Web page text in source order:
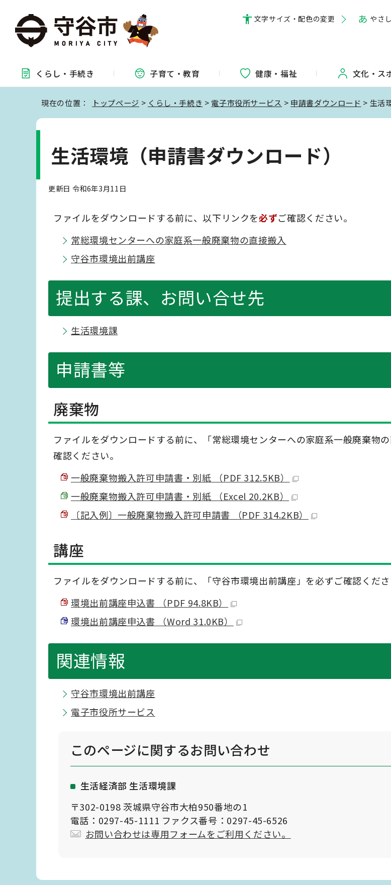
文字サイズ・配色の変更 やさ
くらし・ 手続き 子育て・教育 健康・福祉 文化・ ス
現在の位置： トップページ > くらし・手続き > 電子市役所サービス > 申請書ダウンロード > 生活
生活環境（申請書ダウンロード）
更新日 令和6年3月11日
ファイルをダウンロードする前に、以下リンクを必ずご確認ください。
常総環境センターへの家庭系一般廃棄物の直接搬入
守谷市環境出前講座
提出する課、お問い合せ先
生活環境課
申請書等
廃棄物
ファイルをダウンロードする前に、「常総環境センターへの家庭系一般廃棄物
確認ください。
一般廃棄物搬入許可申請書・別紙 （PDF 312.5KB）
一般廃棄物搬入許可申請書・別紙 （Excel 20.2KB）
〔記入例〕一般廃棄物搬入許可申請書 （PDF 314.2KB）
講座
ファイルをダウンロードする前に、「守谷市環境出前講座」を必ずご確認くださ
環境出前講座申込書 （PDF 94.8KB）
環境出前講座申込書 （Word 31.0KB）
関連情報
守谷市環境出前講座
電子市役所サービス
このページに関するお問い合わせ
生活経済部 生活環境課
〒302-0198 茨城県守谷市大柏950番地の1
電話：0297-45-1111 ファクス番号：0297-45-6526
お問い合わせは専用フォームをご利用ください。